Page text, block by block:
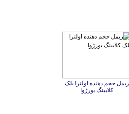
ریمل حجم دهنده اولترا بلک
کلابینگ بورژوا